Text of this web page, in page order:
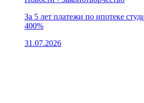
За 5 лет платежи по ипотеке
400%
31.07.2026